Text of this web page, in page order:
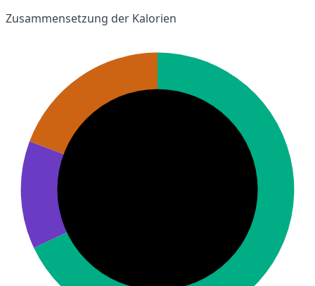
Zusammensetzung der Kalorien